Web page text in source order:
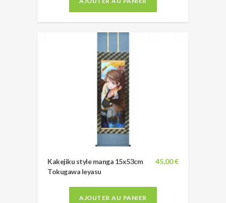
45,00 €
Kakejiku style manga 15x53cm
Tokugawa Ieyasu
AJOUTER AU PANIER